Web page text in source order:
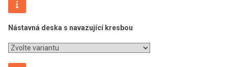
Nástavná deska s navazující kresbou